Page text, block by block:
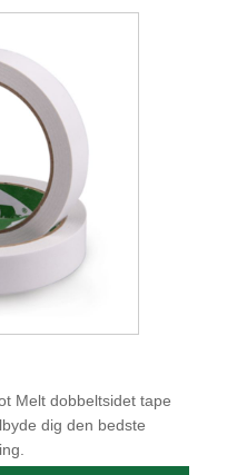
Melt dobbeltsidet tape
dig den bedste